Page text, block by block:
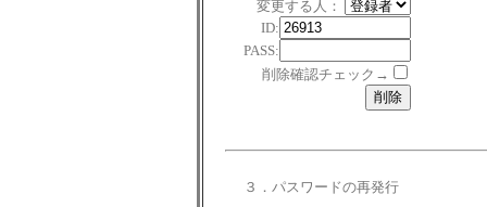
変更する人：
ID:
PASS:
削除確認チェック→
３．パスワードの再発行